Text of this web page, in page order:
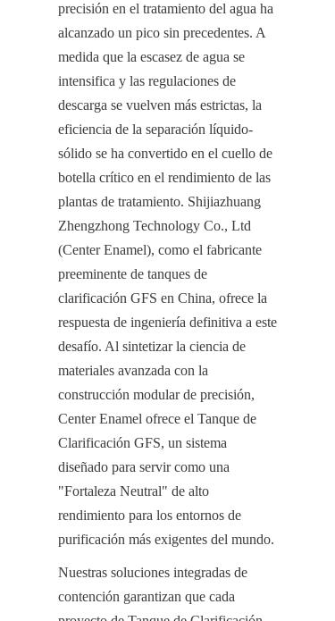
precisión en el tratamiento del agua ha
alcanzado un pico sin precedentes. A
medida que la escasez de agua se
intensifica y las regulaciones de
descarga se vuelven más estrictas, la
eficiencia de la separación líquido-
sólido se ha convertido en el cuello de
botella crítico en el rendimiento de las
plantas de tratamiento. Shijiazhuang
Zhengzhong Technology Co., Ltd
(Center Enamel), como el fabricante
preeminente de tanques de
clarificación GFS en China, ofrece la
respuesta de ingeniería definitiva a este
desafío. Al sintetizar la ciencia de
materiales avanzada con la
construcción modular de precisión,
Center Enamel ofrece el Tanque de
Clarificación GFS, un sistema
diseñado para servir como una
"Fortaleza Neutral" de alto
rendimiento para los entornos de
purificación más exigentes del mundo.
Nuestras soluciones integradas de
contención garantizan que cada